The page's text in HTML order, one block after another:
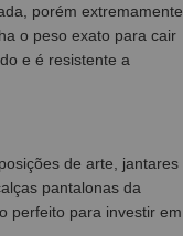
porém extremamente
o peso exato para cair
e é resistente a
de arte, jantares
pantalonas da
perfeito para investir em